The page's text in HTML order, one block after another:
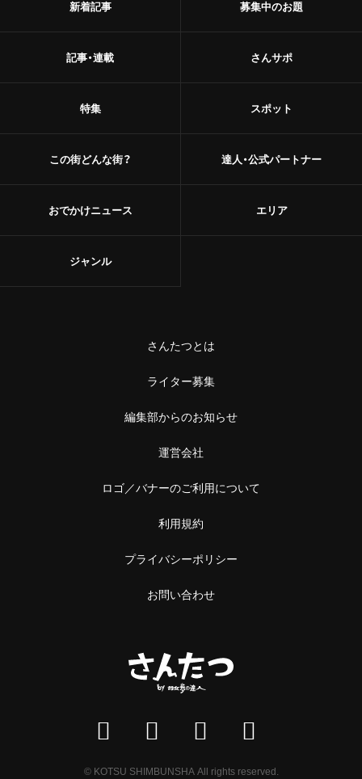
新着記事
記事・連載
特集
この街どんな街？
おでかけニュース
募集中のお題
さんサポ
スポット
達人・公式パートナー
エリア
ジャンル
さんたつとは
ライター募集
編集部からのお知らせ
運営会社
ロゴ／バナーのご利用について
利用規約
プライバシーポリシー
お問い合わせ
© KOTSU SHIMBUNSHA All rights reserved.